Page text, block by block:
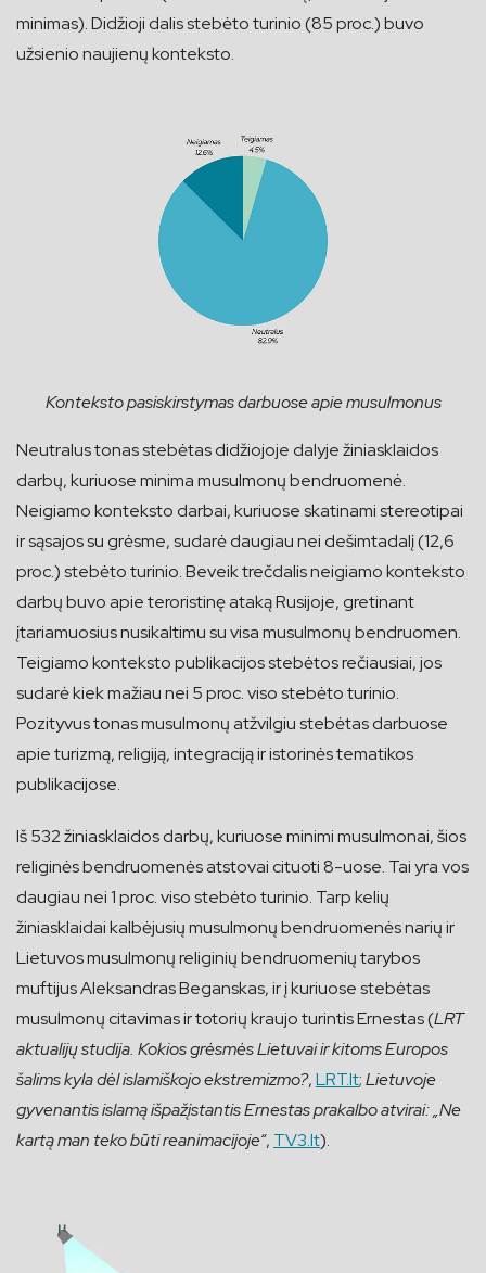
minimas). Didžioji dalis stebėto turinio (85 proc.) buvo
užsienio naujienų konteksto.
Konteksto pasiskirstymas darbuose apie musulmonus
Neutralus tonas stebėtas didžiojoje dalyje žiniasklaidos
darbų, kuriuose minima musulmonų bendruomenė.
Neigiamo konteksto darbai, kuriuose skatinami stereotipai
ir sąsajos su grėsme, sudarė daugiau nei dešimtadalį (12,6
proc.) stebėto turinio. Beveik trečdalis neigiamo konteksto
darbų buvo apie teroristinę ataką Rusijoje, gretinant
įtariamuosius nusikaltimu su visa musulmonų bendruomen.
Teigiamo konteksto publikacijos stebėtos rečiausiai, jos
sudarė kiek mažiau nei 5 proc. viso stebėto turinio.
Pozityvus tonas musulmonų atžvilgiu stebėtas darbuose
apie turizmą, religiją, integraciją ir istorinės tematikos
publikacijose.
Iš 532 žiniasklaidos darbų, kuriuose minimi musulmonai, šios
religinės bendruomenės atstovai cituoti 8-uose. Tai yra vos
daugiau nei 1 proc. viso stebėto turinio. Tarp kelių
žiniasklaidai kalbėjusių musulmonų bendruomenės narių ir
Lietuvos musulmonų religinių bendruomenių tarybos
muftijus Aleksandras Beganskas, ir į kuriuose stebėtas
musulmonų citavimas ir totorių kraujo turintis Ernestas (LRT
aktualijų studija. Kokios grėsmės Lietuvai ir kitoms Europos
šalims kyla dėl islamiškojo ekstremizmo?,LRT.lt;Lietuvoje
gyvenantis islamą išpažįstantis Ernestas prakalbo atvirai: „Ne
kartą man teko būti reanimacijoje“, TV3.lt).